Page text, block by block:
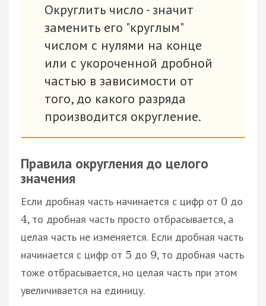
Округлить число - значит
заменить его "круглым"
числом с нулями на конце
или с укороченной дробной
частью в зависимости от
того, до какого разряда
производится округление.
Правила округления до целого
значения
Если дробная часть начинается с цифр от 0 до
4, то дробная часть просто отбрасывается, а
целая часть не изменяется. Если дробная часть
начинается с цифр от 5 до 9, то дробная часть
тоже отбрасывается, но целая часть при этом
увеличивается на единицу.